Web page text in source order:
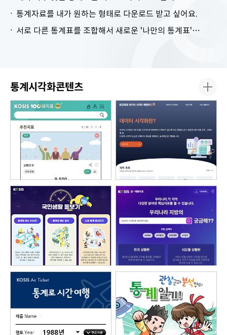
통계자료를 내가 원하는 형태로 다운로드 받고 싶어요.
서로 다른 통계표를 조합해서 새로운 '나만의 통계표'를 만들고 싶어요.
통계시각화콘텐츠